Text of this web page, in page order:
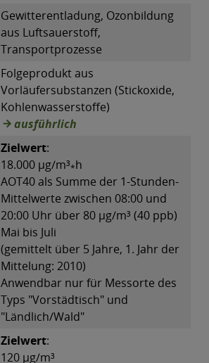
Gewitterentladung, Ozonbildung
aus Luftsauerstoff,
Transportprozesse
Folgeprodukt aus
Vorläufersubstanzen (Stickoxide,
Kohlenwasserstoffe)
ausführlich
Zielwert:
18.000 µg/m³*h
AOT40 als Summe der 1-Stunden-
Mittelwerte zwischen 08:00 und
20:00 Uhr über 80 µg/m³ (40 ppb)
Mai bis Juli
(gemittelt über 5 Jahre, 1. Jahr der
Mittelung: 2010)
Anwendbar nur für Messorte des
Typs "Vorstädtisch" und
"Ländlich/Wald"
Zielwert:
120 µg/m³